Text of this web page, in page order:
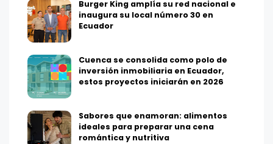
Burger King amplía su red nacional e
inaugura su local número 30 en
Ecuador
Cuenca se consolida como polo de
inversión inmobiliaria en Ecuador,
estos proyectos iniciarán en 2026
Sabores que enamoran: alimentos
ideales para preparar una cena
romántica y nutritiva